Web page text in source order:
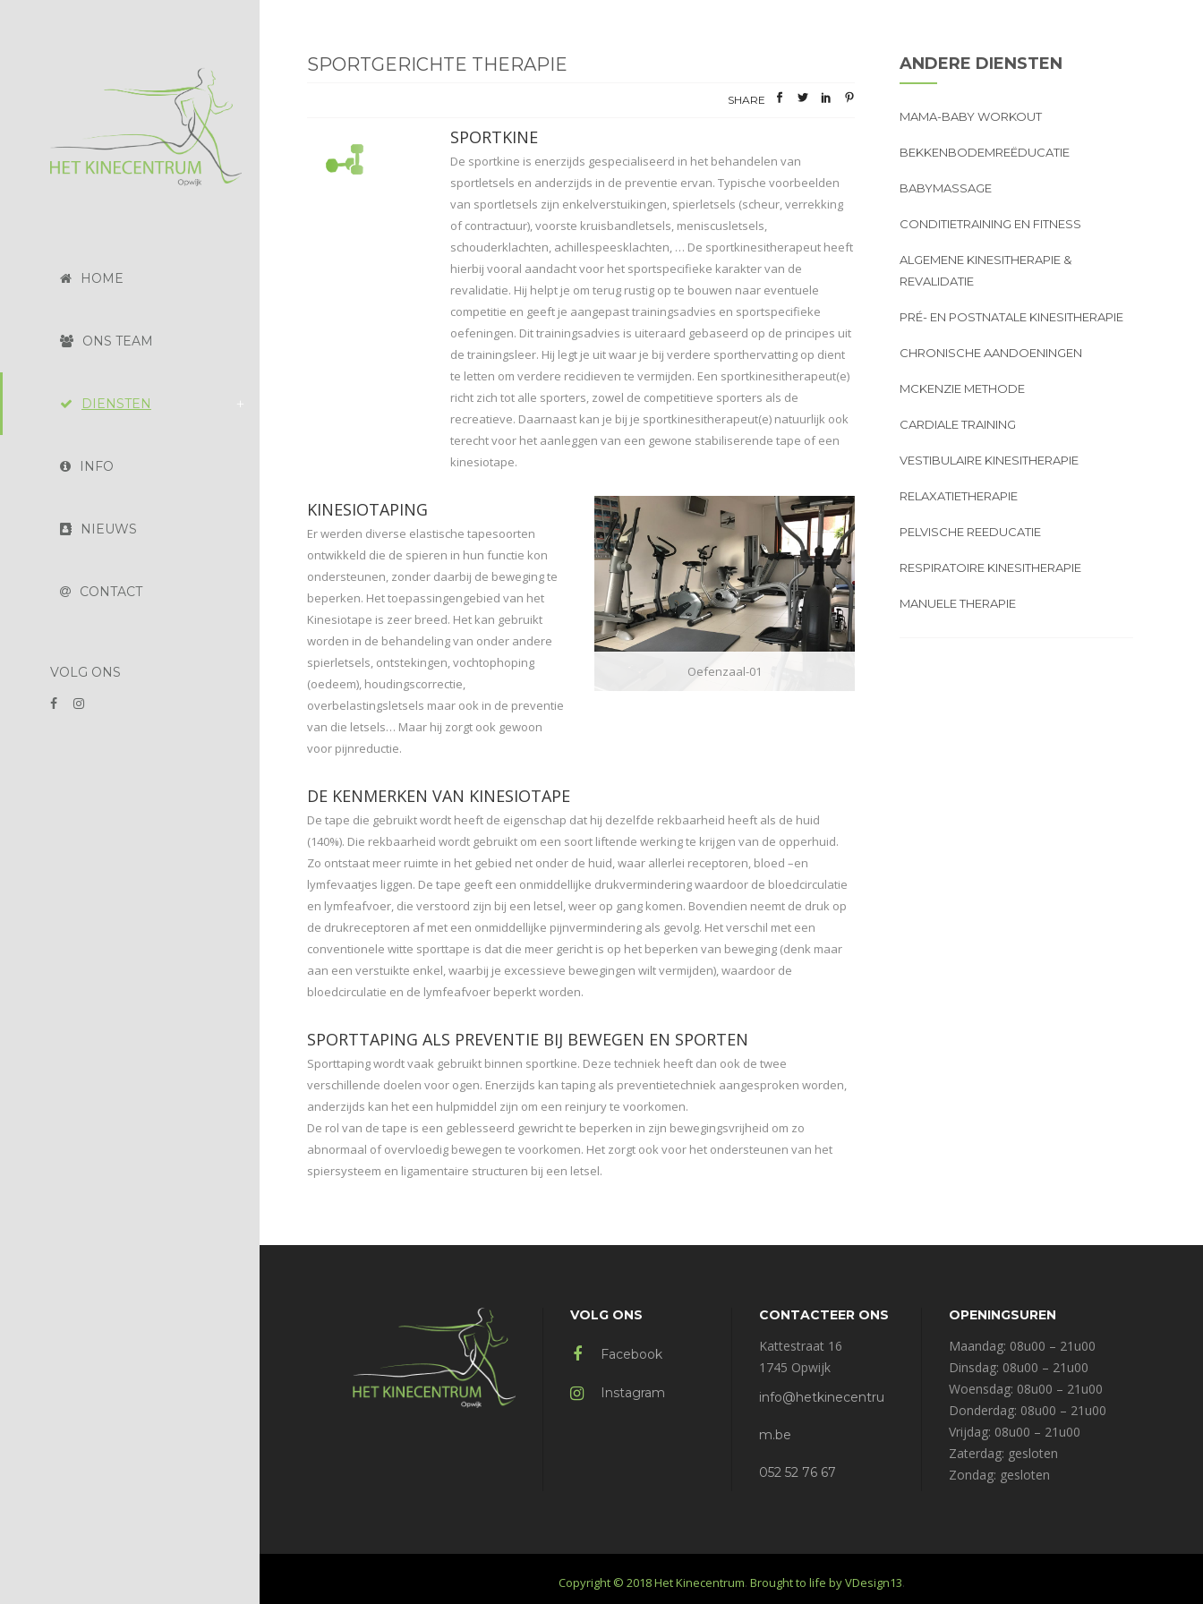
HOME
ONS TEAM
DIENSTEN
INFO
NIEUWS
CONTACT
VOLG ONS
SPORTGERICHTE THERAPIE
SHARE
SPORTKINE
De sportkine is enerzijds gespecialiseerd in het behandelen van
sportletsels en anderzijds in de preventie ervan. Typische voorbeelden
van sportletsels zijn enkelverstuikingen, spierletsels (scheur, verrekking
of contractuur), voorste kruisbandletsels, meniscusletsels,
schouderklachten, achillespeesklachten, … De sportkinesitherapeut heeft
hierbij vooral aandacht voor het sportspecifieke karakter van de
revalidatie. Hij helpt je om terug rustig op te bouwen naar eventuele
competitie en geeft je aangepast trainingsadvies en sportspecifieke
oefeningen. Dit trainingsadvies is uiteraard gebaseerd op de principes uit
de trainingsleer. Hij legt je uit waar je bij verdere sporthervatting op dient
te letten om verdere recidieven te vermijden. Een sportkinesitherapeut(e)
richt zich tot alle sporters, zowel de competitieve sporters als de
recreatieve. Daarnaast kan je bij je sportkinesitherapeut(e) natuurlijk ook
terecht voor het aanleggen van een gewone stabiliserende tape of een
kinesiotape.
KINESIOTAPING
Er werden diverse elastische tapesoorten
ontwikkeld die de spieren in hun functie kon
ondersteunen, zonder daarbij de beweging te
beperken. Het toepassingengebied van het
Kinesiotape is zeer breed. Het kan gebruikt
worden in de behandeling van onder andere
spierletsels, ontstekingen, vochtophoping
(oedeem), houdingscorrectie,
overbelastingsletsels maar ook in de preventie
van die letsels… Maar hij zorgt ook gewoon
voor pijnreductie.
Oefenzaal-01
DE KENMERKEN VAN KINESIOTAPE
De tape die gebruikt wordt heeft de eigenschap dat hij dezelfde rekbaarheid heeft als de huid
(140%). Die rekbaarheid wordt gebruikt om een soort liftende werking te krijgen van de opperhuid.
Zo ontstaat meer ruimte in het gebied net onder de huid, waar allerlei receptoren, bloed –en
lymfevaatjes liggen. De tape geeft een onmiddellijke drukvermindering waardoor de bloedcirculatie
en lymfeafvoer, die verstoord zijn bij een letsel, weer op gang komen. Bovendien neemt de druk op
de drukreceptoren af met een onmiddellijke pijnvermindering als gevolg. Het verschil met een
conventionele witte sporttape is dat die meer gericht is op het beperken van beweging (denk maar
aan een verstuikte enkel, waarbij je excessieve bewegingen wilt vermijden), waardoor de
bloedcirculatie en de lymfeafvoer beperkt worden.
SPORTTAPING ALS PREVENTIE BIJ BEWEGEN EN SPORTEN
Sporttaping wordt vaak gebruikt binnen sportkine. Deze techniek heeft dan ook de twee
verschillende doelen voor ogen. Enerzijds kan taping als preventietechniek aangesproken worden,
anderzijds kan het een hulpmiddel zijn om een reinjury te voorkomen.
De rol van de tape is een geblesseerd gewricht te beperken in zijn bewegingsvrijheid om zo
abnormaal of overvloedig bewegen te voorkomen. Het zorgt ook voor het ondersteunen van het
spiersysteem en ligamentaire structuren bij een letsel.
ANDERE DIENSTEN
MAMA-BABY WORKOUT
BEKKENBODEMREËDUCATIE
BABYMASSAGE
CONDITIETRAINING EN FITNESS
ALGEMENE KINESITHERAPIE &
REVALIDATIE
PRÉ- EN POSTNATALE KINESITHERAPIE
CHRONISCHE AANDOENINGEN
MCKENZIE METHODE
CARDIALE TRAINING
VESTIBULAIRE KINESITHERAPIE
RELAXATIETHERAPIE
PELVISCHE REEDUCATIE
RESPIRATOIRE KINESITHERAPIE
MANUELE THERAPIE
VOLG ONS
Facebook
Instagram
CONTACTEER ONS
Kattestraat 16
1745 Opwijk
info@hetkinecentru
m.be
052 52 76 67
OPENINGSUREN
Maandag: 08u00 – 21u00
Dinsdag: 08u00 – 21u00
Woensdag: 08u00 – 21u00
Donderdag: 08u00 – 21u00
Vrijdag: 08u00 – 21u00
Zaterdag: gesloten
Zondag: gesloten
Copyright © 2018Het Kinecentrum. Brought to life by VDesign13.